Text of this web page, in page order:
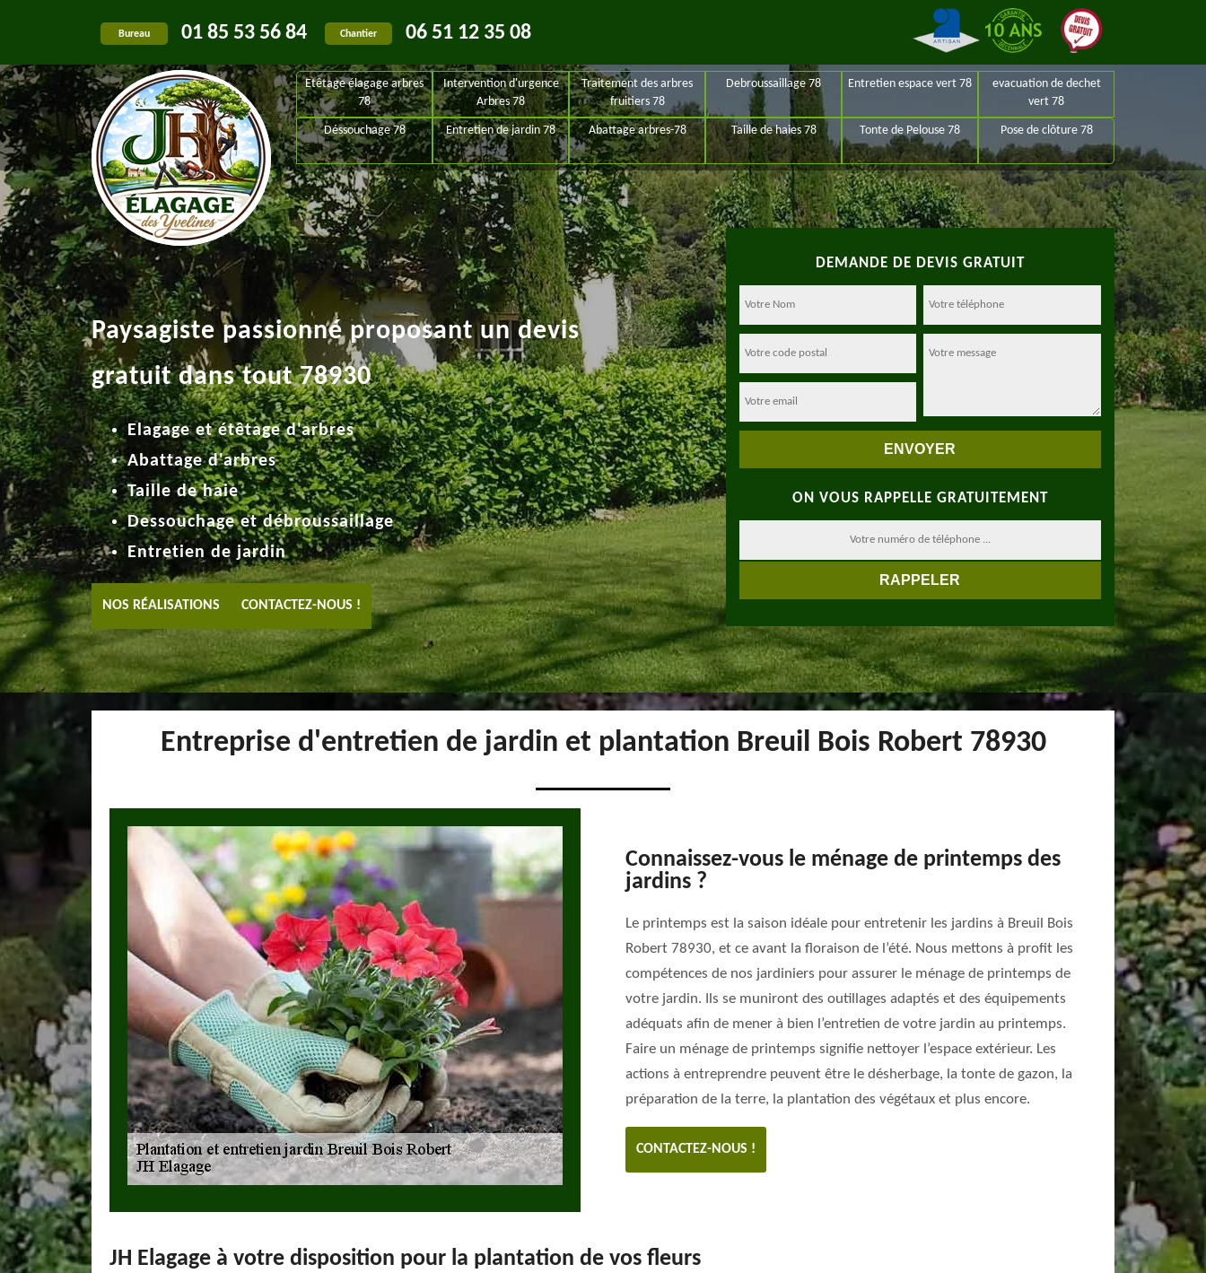
Bureau 01 85 53 56 84 Chantier 06 51 12 35 08
Etêtage élagage arbres
78
Intervention d'urgence
Arbres 78
Traitement des arbres
fruitiers 78
Debroussaillage 78 Entretien espace vert 78
evacuation de dechet
vert 78
Déssouchage 78 Entretien de jardin 78 Abattage arbres-78 Taille de haies 78 Tonte de Pelouse 78 Pose de clôture 78
DEMANDE DE DEVIS GRATUIT
ON VOUS RAPPELLE GRATUITEMENT
Paysagiste passionné proposant un devis
gratuit dans tout 78930
Elagage et étêtage d'arbres
Abattage d'arbres
Taille de haie
Dessouchage et débroussaillage
Entretien de jardin
NOS RÉALISATIONS CONTACTEZ-NOUS !
Entreprise d'entretien de jardin et plantation Breuil Bois Robert 78930
Connaissez-vous le ménage de printemps des
jardins ?
Le printemps est la saison idéale pour entretenir les jardins à Breuil Bois
Robert 78930, et ce avant la floraison de l’été. Nous mettons à profit les
compétences de nos jardiniers pour assurer le ménage de printemps de
votre jardin. Ils se muniront des outillages adaptés et des équipements
adéquats afin de mener à bien l’entretien de votre jardin au printemps.
Faire un ménage de printemps signifie nettoyer l’espace extérieur. Les
actions à entreprendre peuvent être le désherbage, la tonte de gazon, la
préparation de la terre, la plantation des végétaux et plus encore.
CONTACTEZ-NOUS !
JH Elagage à votre disposition pour la plantation de vos fleurs